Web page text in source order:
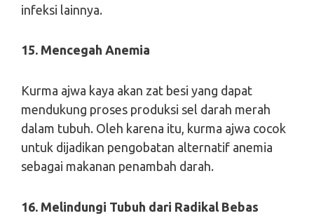
infeksi lainnya.
15. Mencegah Anemia
Kurma ajwa kaya akan zat besi yang dapat
mendukung proses produksi sel darah merah
dalam tubuh. Oleh karena itu, kurma ajwa cocok
untuk dijadikan pengobatan alternatif anemia
sebagai makanan penambah darah.
16. Melindungi Tubuh dari Radikal Bebas